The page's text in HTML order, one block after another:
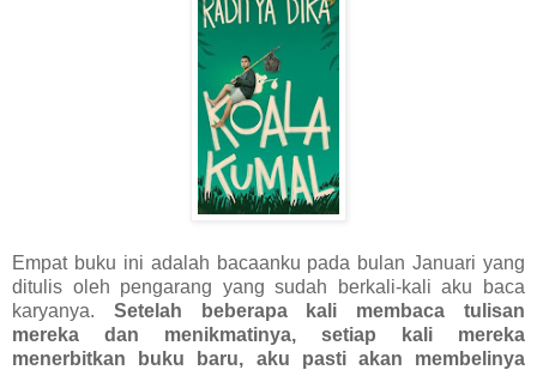
Empat buku ini adalah bacaanku pada bulan Januari yang
ditulis oleh pengarang yang sudah berkali-kali aku baca
karyanya. Setelah beberapa kali membaca tulisan
mereka dan menikmatinya, setiap kali mereka
menerbitkan buku baru, aku pasti akan membelinya